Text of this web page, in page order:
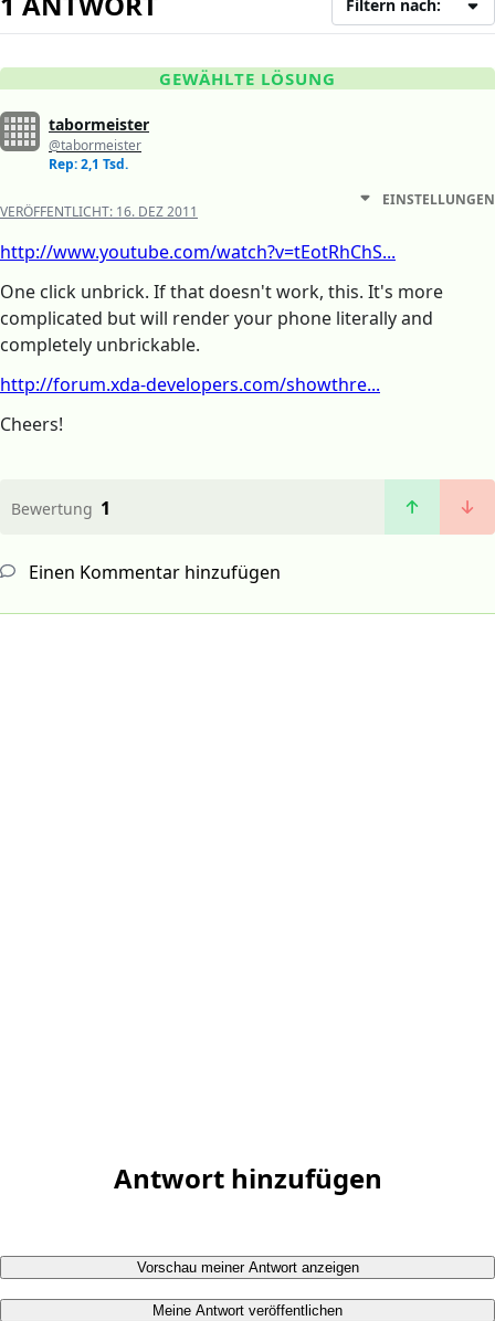
Filtern nach:
GEWÄHLTE LÖSUNG
tabormeister
@tabormeister
Rep: 2,1 Tsd.
VERÖFFENTLICHT: 16. DEZ 2011
EINSTELLUNGEN
http://www.youtube.com/watch?v=tEotRhChS...
One click unbrick. If that doesn't work, this. It's more
complicated but will render your phone literally and
completely unbrickable.
http://forum.xda-developers.com/showthre...
Cheers!
Bewertung 1
Einen Kommentar hinzufügen
Antwort hinzufügen
Vorschau meiner Antwort anzeigen
Meine Antwort veröffentlichen